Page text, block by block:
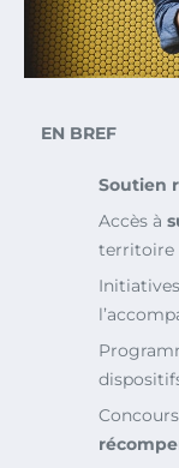
EN BREF
Soutien
Accès à
territoire